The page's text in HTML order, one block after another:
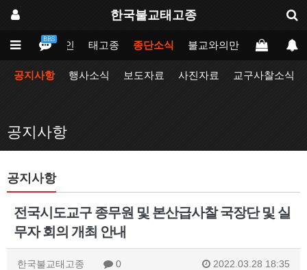
한국불교태고종
BBS
메인 태고종 종단소식 불교와의만남 업무포털
공지사항 행사소식 보도자료 사진자료 교구사찰소식
공지사항
공지사항
전국시도교구 종무원 및 본산급사찰 국장단 및 실
무자 회의 개최 안내
한국불교태고종 0 2022.03.28 18:35